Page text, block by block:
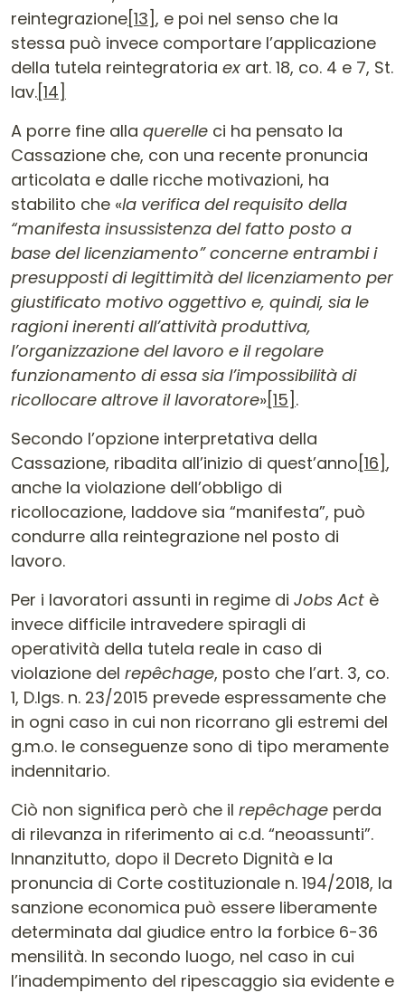
reintegrazione[13], e poi nel senso che la
stessa può invece comportare l’applicazione
della tutela reintegratoria ex art. 18, co. 4 e 7, St.
lav.[14]
A porre fine alla querelle ci ha pensato la
Cassazione che, con una recente pronuncia
articolata e dalle ricche motivazioni, ha
stabilito che «la verifica del requisito della
“manifesta insussistenza del fatto posto a
base del licenziamento” concerne entrambi i
presupposti di legittimità del licenziamento per
giustificato motivo oggettivo e, quindi, sia le
ragioni inerenti all’attività produttiva,
l’organizzazione del lavoro e il regolare
funzionamento di essa sia l’impossibilità di
ricollocare altrove il lavoratore»[15] .
Secondo l’opzione interpretativa della
Cassazione, ribadita all’inizio di quest’anno [16],
anche la violazione dell’obbligo di
ricollocazione, laddove sia “manifesta”, può
condurre alla reintegrazione nel posto di
lavoro.
Per i lavoratori assunti in regime di Jobs Act è
invece difficile intravedere spiragli di
operatività della tutela reale in caso di
violazione del repêchage, posto che l’art. 3, co.
1, D.lgs. n. 23/2015 prevede espressamente che
in ogni caso in cui non ricorrano gli estremi del
g.m.o. le conseguenze sono di tipo meramente
indennitario.
Ciò non significa però che il repêchage perda
di rilevanza in riferimento ai c.d. “neoassunti”.
Innanzitutto, dopo il Decreto Dignità e la
pronuncia di Corte costituzionale n. 194/2018, la
sanzione economica può essere liberamente
determinata dal giudice entro la forbice 6-36
mensilità. In secondo luogo, nel caso in cui
l’inadempimento del ripescaggio sia evidente e